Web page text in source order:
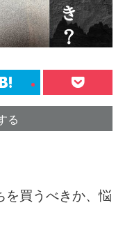
る
を買うべきか、悩